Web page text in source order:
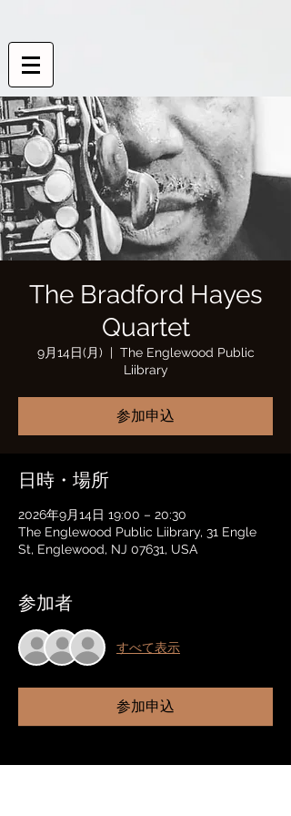
The Bradford Hayes
Quartet
9月14日(月)
  |
The Englewood Public
Liibrary
参加申込
日時・場所
2026年9月14日 19:00 – 20:30
The Englewood Public Liibrary, 31 Engle
St, Englewood, NJ 07631, USA
参加者
すべて表示
参加申込